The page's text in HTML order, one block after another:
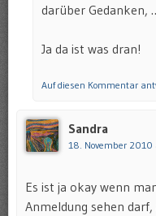
darüber Gedanken,
Ja da ist was dran!
Auf diesen Kommentar
Sandra
18. November 2010
Es ist ja okay wenn
Anmeldung sehen